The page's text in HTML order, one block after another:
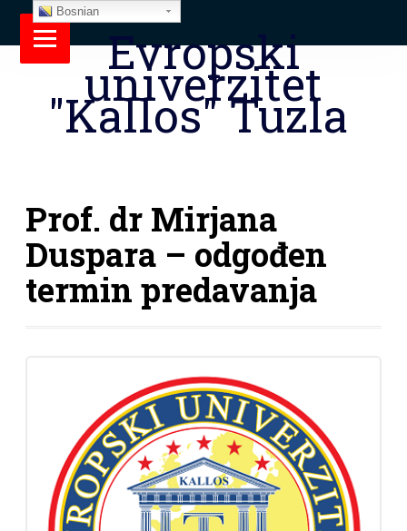
Evropski
univerzitet
"Kallos" Tuzla
Prof. dr Mirjana
Duspara – odgođen
termin predavanja
Bosnian